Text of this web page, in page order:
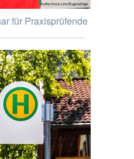
für Praxisprüfende